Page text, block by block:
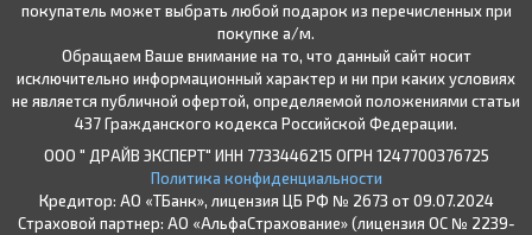
покупатель может выбрать любой подарок из перечисленных при
покупке а/м.
Обращаем Ваше внимание на то, что данный сайт носит
исключительно информационный характер и ни при каких условиях
не является публичной офертой, определяемой положениями статьи
437 Гражданского кодекса Российской Федерации.
ООО " ДРАЙВ ЭКСПЕРТ" ИНН 7733446215 ОГРН 1247700376725
Политика конфиденциальности
Кредитор: АО «ТБанк», лицензия ЦБ РФ № 2673 от 09.07.2024
Страховой партнер: АО «АльфаСтрахование» (лицензия ОС № 2239-